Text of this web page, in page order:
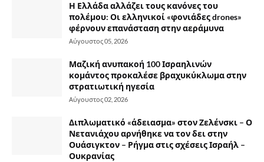
Η Ελλάδα αλλάζει τους κανόνες του
πολέμου: Οι ελληνικοί «φονιάδες drones»
φέρνουν επανάσταση στην αεράμυνα
Αύγουστος 05, 2026
Μαζική ανυπακοή 100 Ισραηλινών
κομάντος προκαλέσε βραχυκύκλωμα στην
στρατιωτική ηγεσία
Αύγουστος 02, 2026
Διπλωματικό «άδειασμα» στον Ζελένσκι – Ο
Νετανιάχου αρνήθηκε να τον δει στην
Ουάσιγκτον – Ρήγμα στις σχέσεις Ισραήλ –
Ουκρανίας